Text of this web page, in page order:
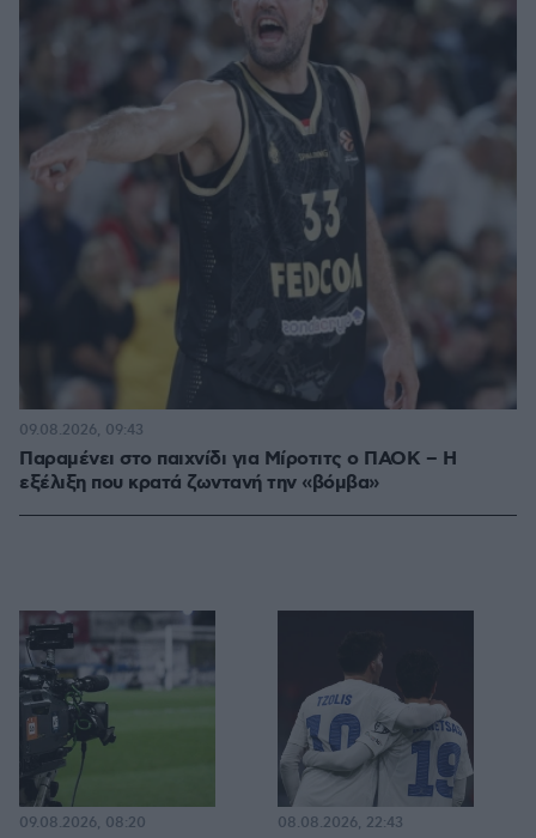
Παραμένει στο παιχνίδι για Μίροτιτς ο ΠΑΟΚ – Η
εξέλιξη που κρατά ζωντανή την «βόμβα»
09.08.2026, 09:43
09.08.2026, 08:20 08.08.2026, 22:43